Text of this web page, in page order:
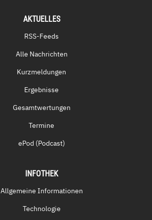
AKTUELLES
RSS-Feeds
Alle Nachrichten
Kurzmeldungen
Ergebnisse
Gesamtwertungen
Termine
ePod (Podcast)
INFOTHEK
Allgemeine Informationen
Technologie